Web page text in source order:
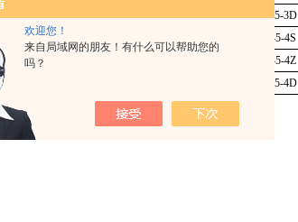
欢迎您！
来自局域网的朋友！有什么可以帮助您的
吗？
三通大号 SP-BLPG-GL45-3D
SP-BLPG-GL45-4S
SP-BLPG-GL45-4Z
SP-BLPG-GL45-4D